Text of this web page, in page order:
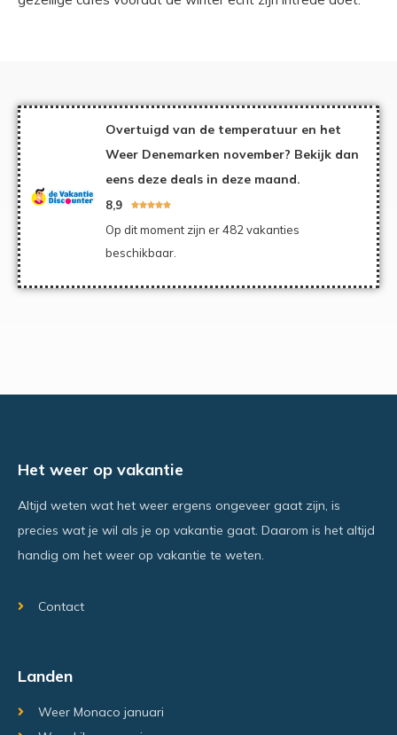
Overtuigd van de temperatuur en het
Weer Denemarken november? Bekijk dan
eens deze deals in deze maand.
8,9 
Op dit moment zijn er 482 vakanties
beschikbaar.
Het weer op vakantie
Altijd weten wat het weer ergens ongeveer gaat zijn, is
precies wat je wil als je op vakantie gaat. Daarom is het altijd
handig om het weer op vakantie te weten.
Contact
Landen
Weer Monaco januari